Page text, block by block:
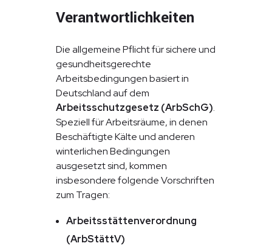
Verantwortlichkeiten
Die allgemeine Pflicht für sichere und
gesundheitsgerechte
Arbeitsbedingungen basiert in
Deutschland auf dem
Arbeitsschutzgesetz (ArbSchG).
Speziell für Arbeitsräume, in denen
Beschäftigte Kälte und anderen
winterlichen Bedingungen
ausgesetzt sind, kommen
insbesondere folgende Vorschriften
zum Tragen:
Arbeitsstättenverordnung
(ArbStättV)